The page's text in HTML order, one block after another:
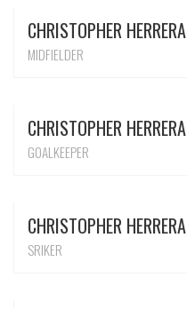
CHRISTOPHER HERRERA
MIDFIELDER
CHRISTOPHER HERRERA
GOALKEEPER
CHRISTOPHER HERRERA
SRIKER